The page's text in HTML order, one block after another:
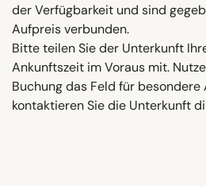
der Verfügbarkeit und sind
Aufpreis verbunden.
Bitte teilen Sie der Unterkunft
Ankunftszeit im Voraus mit.
Buchung das Feld für besondere
kontaktieren Sie die Unterkunft